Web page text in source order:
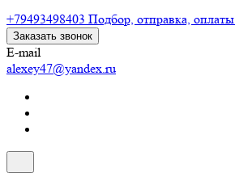
+79493498403 Подбор, отправка, оплаты
Заказать звонок
E-mail
alexey47@yandex.ru